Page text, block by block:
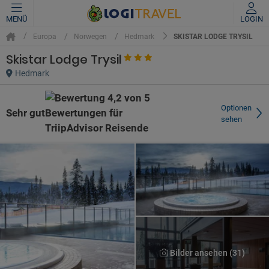
MENÜ LOGIN
Europa Norwegen Hedmark SKISTAR LODGE TRYSIL
Skistar Lodge Trysil
Hedmark
Sehr gut
Optionen
sehen
Bilder ansehen (31)